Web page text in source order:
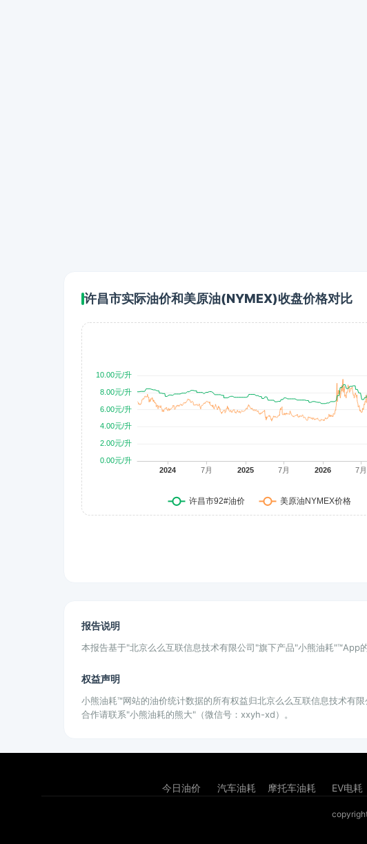
许昌市实际油价和美原油(NYMEX)收盘价格对比
报告说明
本报告基于"北京么么互联信息技术有限公司"旗下产品"小熊油耗"™App
权益声明
小熊油耗™网站的油价统计数据的所有权益归北京么么互联信息技术有
合作请联系"小熊油耗的熊大"（微信号：xxyh-xd）。
今日油价 汽车油耗 摩托车油耗 EV电耗